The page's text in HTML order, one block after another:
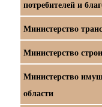
потребителей и
Министерство
Министерство
Министерство
области